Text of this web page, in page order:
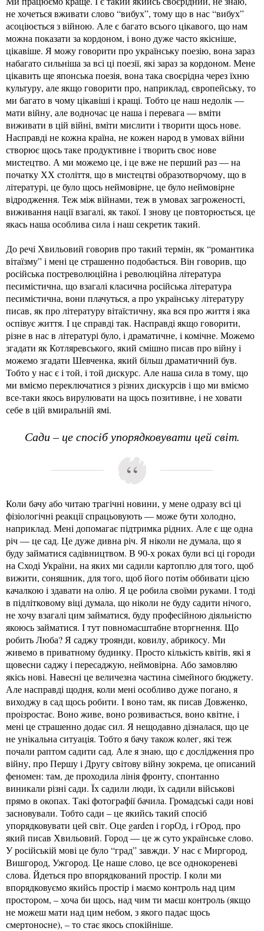
не хочеться вживати слово “вибух”, тому що в нас “вибух”
асоціюється з війною. Але є багато всього цікавого, що нам
можна показати за кордоном, і воно дуже часто якісніше,
цікавіше. Я можу говорити про українську поезію, вона зараз
набагато сильніша за всі ці поезії, які зараз за кордоном. Мене
цікавить ще японська поезія, вона така своєрідна через їхню
культуру, але якщо говорити про, наприклад, європейську, то
ми багато в чому цікавіші і кращі. Тобто це наш недолік —
мати війну, але водночас це наша і перевага — вміти
виживати в цій війні, вміти мислити і творити щось нове.
Насправді не кожна країна, не кожен народ в умовах війни
створює щось таке продуктивне і творить своє нове
мистецтво. А ми можемо це, і це вже не перший раз — на
початку ХХ століття, що в мистецтві образотворчому, що в
літературі, це було щось неймовірне, це було неймовірне
відродження. Теж між війнами, теж в умовах загроженості,
виживання нації взагалі, як такої. І знову це повторюється, це
якась наша особлива сила і наш секретик такий.
До речі Хвильовий говорив про такий термін, як “романтика
вітаїзму” і мені це страшенно подобається. Він говорив, що
російська постреволюційна і революційна література
песимістична, що взагалі класична російська література
песимістична, вони плачуться, а про українську літературу
писав, як про літературу вітаїстичну, яка вся про життя і яка
оспівує життя. І це справді так. Насправді якщо говорити,
різне в нас в літературі було, і драматичне, і комічне. Можемо
згадати як Котляревського, який смішно писав про війну і
можемо згадати Шевченка, який більш драматичний був.
Тобто у нас є і той, і той дискурс. Але наша сила в тому, що
ми вміємо переключатися з різних дискурсів і що ми вміємо
все-таки якось вирулювати на щось позитивне, і не ховати
себе в цій вмиральній ямі.
Сади – це спосіб упорядковувати цей світ.
Коли бачу або читаю трагічні новини, у мене одразу всі ці
фізіологічні реакції спрацьовують — може бути холодно,
наприклад. Мені допомагає підтримка рідних. Але є ще одна
річ — це сад. Це дуже дивна річ. Я ніколи не думала, що я
буду займатися садівництвом. В 90-х роках були всі ці городи
на Сході України, на яких ми садили картоплю для того, щоб
вижити, соняшник, для того, щоб його потім оббивати цією
качалкою і здавати на олію. Я це робила своїми руками. І тоді
в підлітковому віці думала, що ніколи не буду садити нічого,
не хочу взагалі цим займатися, буду професійною діяльністю
якоюсь займатися. І тут повномасштабне вторгнення. Що
робить Люба? Я саджу троянди, ковилу, абрикосу. Ми
живемо в приватному будинку. Просто кількість квітів, які я
щовесни саджу і пересаджую, неймовірна. Або замовляю
якісь нові. Навесні це величезна частина сімейного бюджету.
Але насправді щодня, коли мені особливо дуже погано, я
виходжу в сад щось робити. І воно там, як писав Довженко,
проізростає. Воно живе, воно розвивається, воно квітне, і
мені це страшенно додає сил. Я нещодавно дізналася, що це
не унікальна ситуація. Тобто я бачу також колег, які теж
почали раптом садити сад. Але я знаю, що є дослідження про
війну, про Першу і Другу світову війну зокрема, це описаний
феномен: там, де проходила лінія фронту, спонтанно
виникали різні сади. Їх садили люди, їх садили військові
прямо в окопах. Такі фотографії бачила. Громадські сади нові
засновували. Тобто сади – це якийсь такий спосіб
упорядковувати цей світ. Оце garden і горОд, і гОрод, про
який писав Хвильовий. Город — це ж суто українське слово.
У російській мові це було “град” завжди. У нас є Миргород,
Вишгород, Ужгород. Це наше слово, це все однокореневі
слова. Йдеться про впорядкований простір. І коли ми
впорядковуємо якийсь простір і маємо контроль над цим
простором, – хоча би щось, над чим ти маєш контроль (якщо
не можеш мати над цим небом, з якого падає щось
смертоноcне), – то стає якось спокійніше.